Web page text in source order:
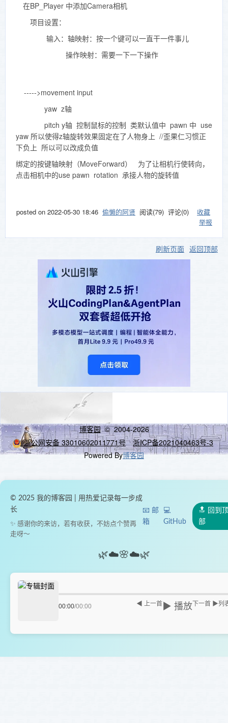
在BP_Player 中添加Camera相机
项目设置：
输入：轴映射：按一个键可以一直干一件事儿
操作映射：需要一下一下操作
----->movement input
yaw z轴
pitch y轴 控制鼠标的控制 类默认值中 pawn 中 use
yaw 所以使得z轴旋转效果固定在了人物身上 //歪果仁习惯正
下负上 所以可以改成负值
绑定的按键轴映射（MoveForward） 为了让相机行使转向，
点击相机中的use pawn rotation 承接人物的旋转值
posted on 2022-05-30 18:46 偷懒的阿贤 阅读(79) 评论(0) 收藏
举报
刷新页面 返回顶部
博客园© 2004-2026
浙公网安备 33010602011771号
浙ICP备2021040463号-3
Powered By博客园
© 2025 我的博客园 | 用热爱记录每一步成
长
✨ 感谢你的来访，若有收获，不妨点个赞再
走呀～
📧 邮
箱
💻
GitHub
🔝 回到
部
🌿☁️🌸☁️🌿
00:00/00:00 ◀ 上一首 ▶ 播放 下一首 ▶列